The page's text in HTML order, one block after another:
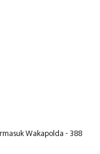
Wakapolda- 388